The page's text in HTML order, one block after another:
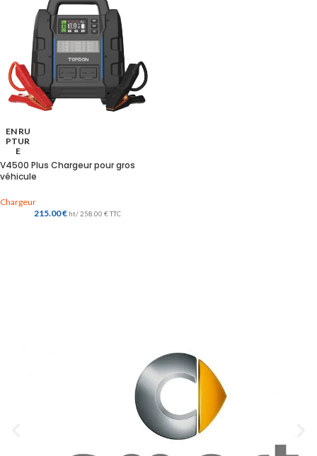
EN RU
PTUR
E
V4500 Plus Chargeur pour gros
véhicule
Chargeur
215.00€ ht/258.00 € TTC